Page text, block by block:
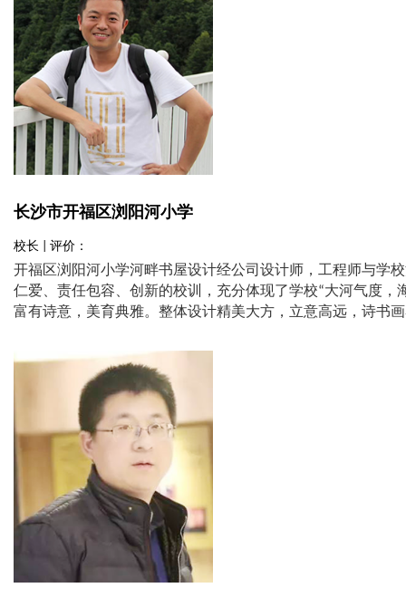
长沙市开福区浏阳河小学
校长 | 评价：
开福区浏阳河小学河畔书屋设计经公司设计师，工程师与学
仁爱、责任包容、创新的校训，充分体现了学校“大河气度
富有诗意，美育典雅。整体设计精美大方，立意高远，诗书